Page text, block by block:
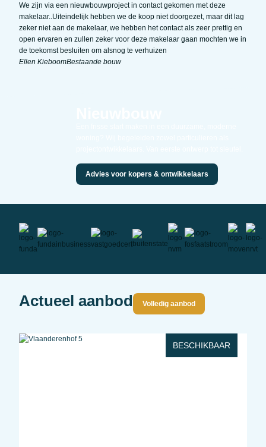
We zijn via een nieuwbouwproject in contact gekomen met deze
makelaar..Uiteindelijk hebben we de koop niet doorgezet, maar dit lag
zeker niet aan de makelaar, we hebben het contact als zeer prettig en
open ervaren en zullen zeker voor deze makelaar gaan mochten we in
de toekomst besluiten om alsnog te verhuizen
Ellen KieboomBestaande bouw
Advies voor kopers & ontwikkelaars
Actueel aanbod Volledig aanbod
BESCHIKBAAR